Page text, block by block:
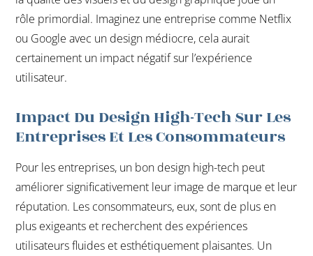
rôle primordial. Imaginez une entreprise comme Netflix
ou Google avec un design médiocre, cela aurait
certainement un impact négatif sur l’expérience
utilisateur.
Impact Du Design High-Tech Sur Les
Entreprises Et Les Consommateurs
Pour les entreprises, un bon design high-tech peut
améliorer significativement leur image de marque et leur
réputation. Les consommateurs, eux, sont de plus en
plus exigeants et recherchent des expériences
utilisateurs fluides et esthétiquement plaisantes. Un